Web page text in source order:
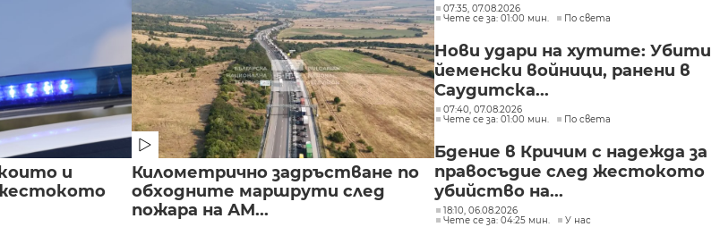
и
Километрично задръстване по
обходните маршрути след
пожара на АМ...
07:35, 07.08.2026
Чете се за: 01:00 мин.
По света
Нови удари на хутите: Убити
йеменски войници, ранени в
Саудитска...
07:40, 07.08.2026
Чете се за: 01:00 мин.
По света
Бдение в Кричим с надежда за
правосъдие след жестокото
убийство на...
18:10, 06.08.2026
Чете се за: 04:25 мин.
У нас